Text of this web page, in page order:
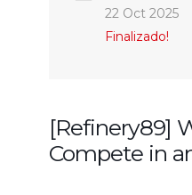
22 Oct 2025
Finalizado!
[Refinery89]
Compete in